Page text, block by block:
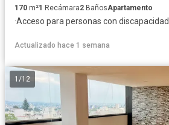
170 m²1 Recámara2 BañosApartamento
·Acceso para personas con discapacidad
Actualizado hace 1 semana
1 /12